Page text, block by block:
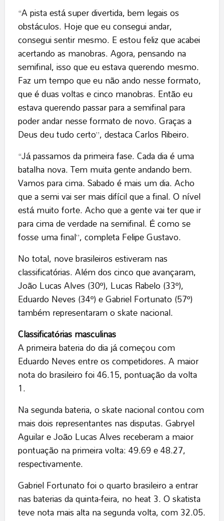
“A pista está super divertida, bem legais os
obstáculos. Hoje que eu consegui andar,
consegui sentir mesmo. E estou feliz que acabei
acertando as manobras. Agora, pensando na
semifinal, isso que eu estava querendo mesmo.
Faz um tempo que eu não ando nesse formato,
que é duas voltas e cinco manobras. Então eu
estava querendo passar para a semifinal para
poder andar nesse formato de novo. Graças a
Deus deu tudo certo”, destaca Carlos Ribeiro.
“Já passamos da primeira fase. Cada dia é uma
batalha nova. Tem muita gente andando bem.
Vamos para cima. Sabado é mais um dia. Acho
que a semi vai ser mais difícil que a final. O nível
está muito forte. Acho que a gente vai ter que ir
para cima de verdade na semifinal. É como se
fosse uma final”, completa Felipe Gustavo.
No total, nove brasileiros estiveram nas
classificatórias. Além dos cinco que avançaram,
João Lucas Alves (30º), Lucas Rabelo (33º),
Eduardo Neves (34º) e Gabriel Fortunato (57º)
também representaram o skate nacional.
Classificatórias masculinas
A primeira bateria do dia já começou com
Eduardo Neves entre os competidores. A maior
nota do brasileiro foi 46.15, pontuação da volta
1.
Na segunda bateria, o skate nacional contou com
mais dois representantes nas disputas. Gabryel
Aguilar e João Lucas Alves receberam a maior
pontuação na primeira volta: 49.69 e 48.27,
respectivamente.
Gabriel Fortunato foi o quarto brasileiro a entrar
nas baterias da quinta-feira, no heat 3. O skatista
teve nota mais alta na segunda volta, com 32.05.